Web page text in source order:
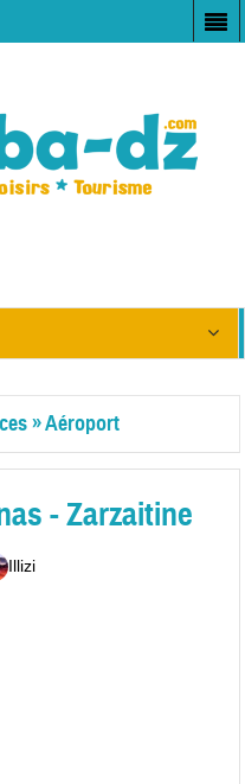
»Aéroport
- Zarzaitine
Illizi